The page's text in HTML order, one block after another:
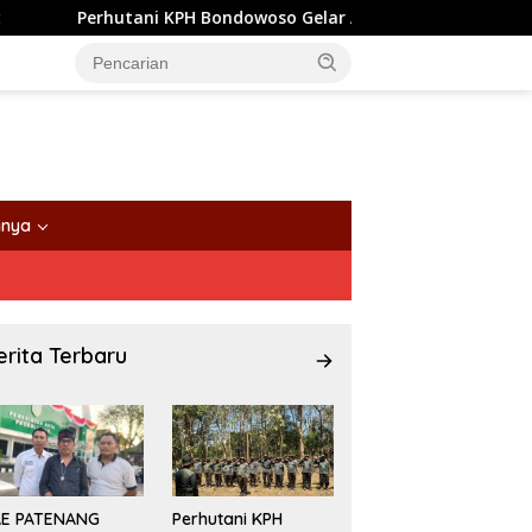
KPH Bondowoso Gelar Apel Siaga dan Simulasi
Terbaru
PATENANG
Perhutani KPH